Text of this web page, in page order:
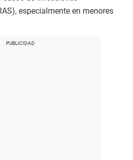
especialmente en menores